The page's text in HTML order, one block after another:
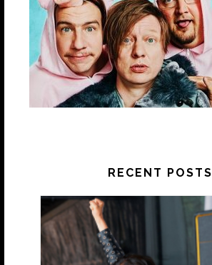
RECENT POSTS